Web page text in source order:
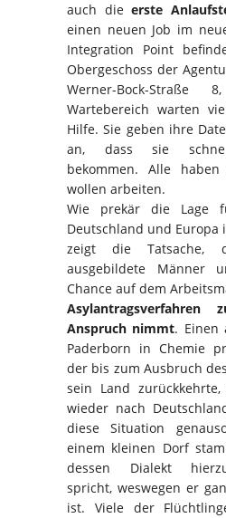
auch dieerste
einen neuen Job im
Integration Point
Obergeschoss der
Werner-Bock-
Wartebereich warten
Hilfe. Sie geben ihre
an, dass sie
bekommen. Alle
wollen arbeiten.
Wie prekär die Lage
Deutschland und Europa
zeigt die Tatsache,
ausgebildete Männer
Chance auf dem
Anspruch nimmt. Einen
Paderborn in Chemie
der bis zum Ausbruch
sein Land
wieder nach
diese Situation
einem kleinen Dorf
dessen Dialekt
spricht, weswegen er
ist. Viele der